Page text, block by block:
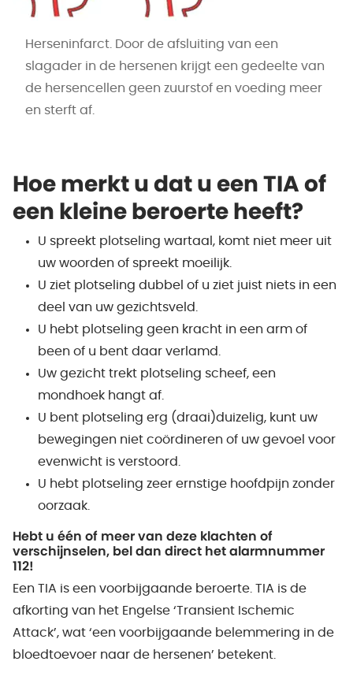
Herseninfarct. Door de afsluiting van een
slagader in de hersenen krijgt een gedeelte van
de hersencellen geen zuurstof en voeding meer
en sterft af.
Hoe merkt u dat u een TIA of
een kleine beroerte heeft?
U spreekt plotseling wartaal, komt niet meer uit
uw woorden of spreekt moeilijk.
U ziet plotseling dubbel of u ziet juist niets in een
deel van uw gezichtsveld.
U hebt plotseling geen kracht in een arm of
been of u bent daar verlamd.
Uw gezicht trekt plotseling scheef, een
mondhoek hangt af.
U bent plotseling erg (draai)duizelig, kunt uw
bewegingen niet coördineren of uw gevoel voor
evenwicht is verstoord.
U hebt plotseling zeer ernstige hoofdpijn zonder
oorzaak.
Hebt u één of meer van deze klachten of
verschijnselen, bel dan direct het alarmnummer
112!
Een TIA is een voorbijgaande beroerte. TIA is de
afkorting van het Engelse ‘Transient Ischemic
Attack’, wat ‘een voorbijgaande belemmering in de
bloedtoevoer naar de hersenen’ betekent.